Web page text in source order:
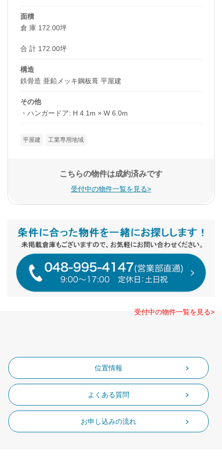
面積
倉 庫 172.00坪
合 計 172.00坪
構造
鉄骨造 亜鉛メッキ鋼板葺 平屋建
その他
・ハンガードア: H 4.1m × W 6.0m
平屋建 工業専用地域
こちらの物件は成約済みです
受付中の物件一覧を見る>
受付中の物件一覧を見る>
位置情報
よくある質問
お申し込みの流れ